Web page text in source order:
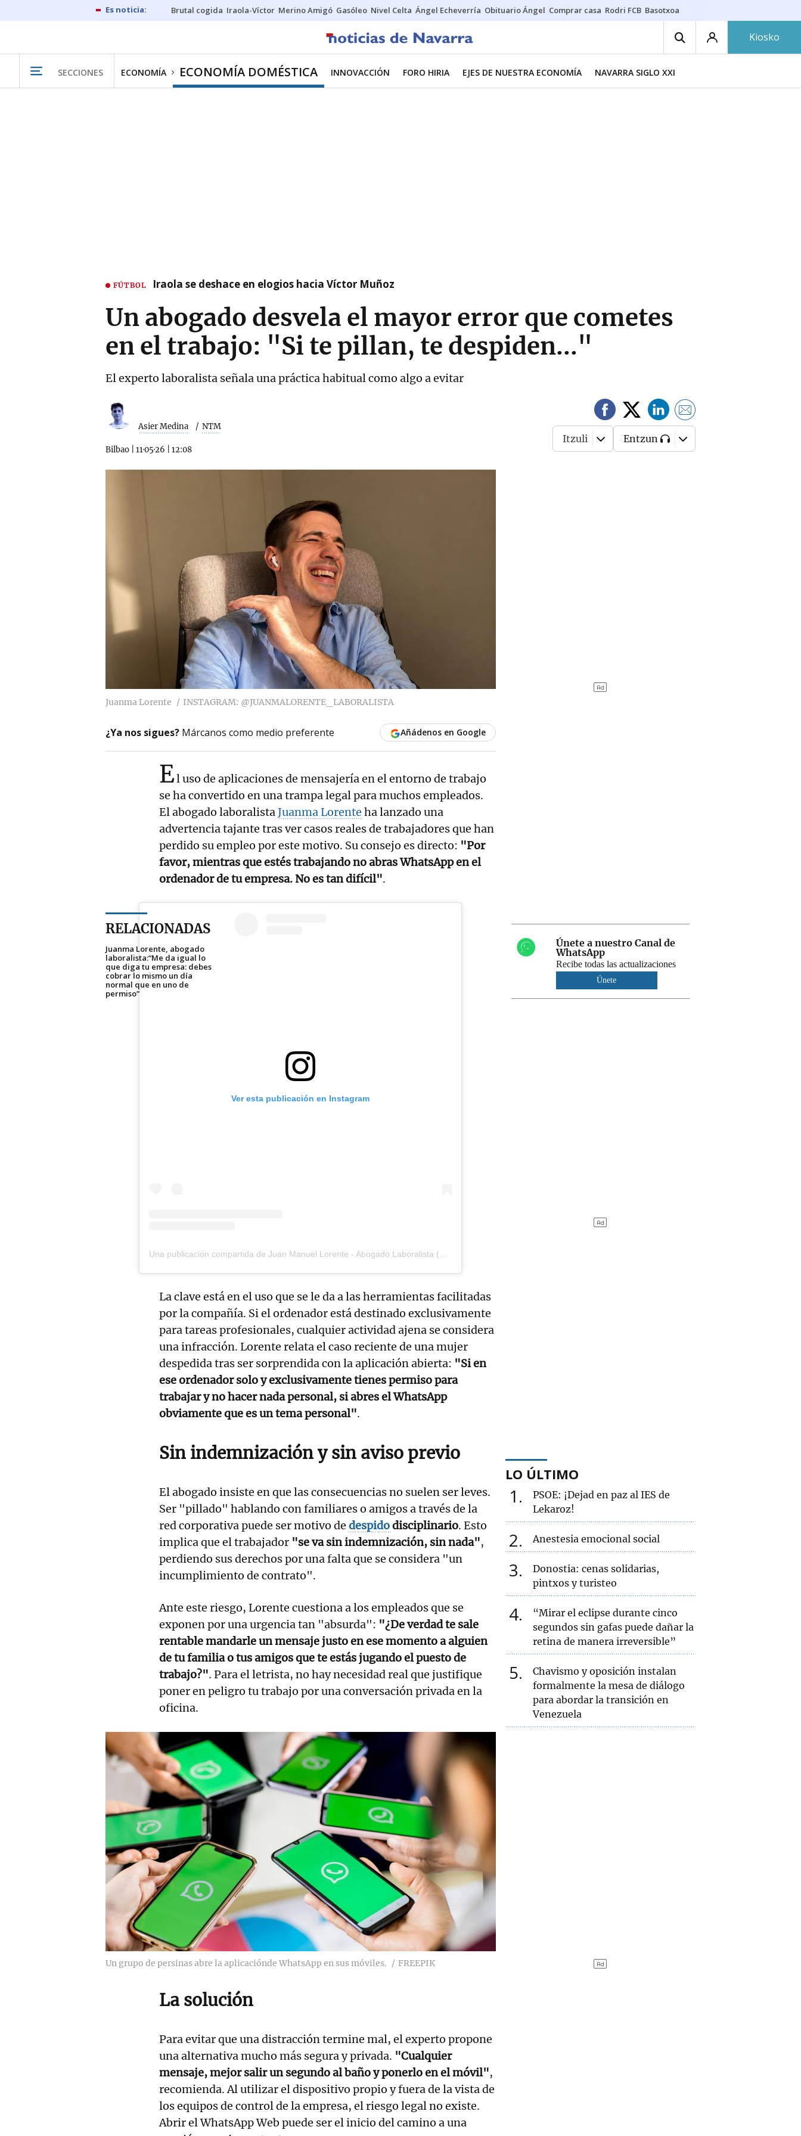
Brutal cogida Iraola-Víctor Merino Amigó Gasóleo Nivel Celta Ángel Echeverría Obituario Ángel Comprar casa Rodri FCB Basotxoa
Kiosko
SECCIONES ECONOMÍA ECONOMÍA DOMÉSTICA INNOVACCIÓN FORO HIRIA EJES DE NUESTRA ECONOMÍA NAVARRA SIGLO XXI
FÚTBOL Iraola se deshace en elogios hacia Víctor Muñoz
Un abogado desvela el mayor error que cometes
en el trabajo: "Si te pillan, te despiden..."
El experto laboralista señala una práctica habitual como algo a evitar
Asier Medina NTM
Bilbao 11·05·26 12:08
Itzuli Entzun
Juanma Lorente INSTAGRAM: @JUANMALORENTE_LABORALISTA
¿Ya nos sigues? Márcanos como medio preferente Añádenos en Google
El uso de aplicaciones de mensajería en el entorno de trabajo
se ha convertido en una trampa legal para muchos empleados.
El abogado laboralistaJuanma Lorente ha lanzado una
advertencia tajante tras ver casos reales de trabajadores que han
perdido su empleo por este motivo. Su consejo es directo: "Por
favor, mientras que estés trabajando no abras WhatsApp en el
ordenador de tu empresa. No es tan difícil".
RELACIONADAS
Juanma Lorente, abogado
laboralista:“Me da igual lo
que diga tu empresa: debes
cobrar lo mismo un día
normal que en uno de
permiso”
Ver esta publicación en Instagram
Una publicación compartida de Juan Manuel Lorente - Abogado Laboralista (@juanmalorente_laboralista)
La clave está en el uso que se le da a las herramientas facilitadas
por la compañía. Si el ordenador está destinado exclusivamente
para tareas profesionales, cualquier actividad ajena se considera
una infracción. Lorente relata el caso reciente de una mujer
despedida tras ser sorprendida con la aplicación abierta: "Si en
ese ordenador solo y exclusivamente tienes permiso para
trabajar y no hacer nada personal, si abres el WhatsApp
obviamente que es un tema personal".
Sin indemnización y sin aviso previo
El abogado insiste en que las consecuencias no suelen ser leves.
Ser "pillado" hablando con familiares o amigos a través de la
red corporativa puede ser motivo de despidodisciplinario. Esto
implica que el trabajador "se va sin indemnización, sin nada",
perdiendo sus derechos por una falta que se considera "un
incumplimiento de contrato".
Ante este riesgo, Lorente cuestiona a los empleados que se
exponen por una urgencia tan "absurda": "¿De verdad te sale
rentable mandarle un mensaje justo en ese momento a alguien
de tu familia o tus amigos que te estás jugando el puesto de
trabajo?". Para el letrista, no hay necesidad real que justifique
poner en peligro tu trabajo por una conversación privada en la
oficina.
Un grupo de persinas abre la aplicaciónde WhatsApp en sus móviles. FREEPIK
La solución
Para evitar que una distracción termine mal, el experto propone
una alternativa mucho más segura y privada. "Cualquier
mensaje, mejor salir un segundo al baño y ponerlo en el móvil",
recomienda. Al utilizar el dispositivo propio y fuera de la vista de
los equipos de control de la empresa, el riesgo legal no existe.
Abrir el WhatsApp Web puede ser el inicio del camino a una
Únete a nuestro Canal de
WhatsApp
Recibe todas las actualizaciones
Únete
LO ÚLTIMO
1
PSOE: ¡Dejad en paz al IES de
Lekaroz!
2 Anestesia emocional social
3
Donostia: cenas solidarias,
pintxos y turisteo
4
“Mirar el eclipse durante cinco
segundos sin gafas puede dañar la
retina de manera irreversible”
5
Chavismo y oposición instalan
formalmente la mesa de diálogo
para abordar la transición en
Venezuela